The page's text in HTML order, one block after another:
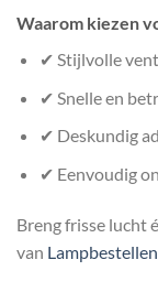
Waarom kiezen
✔ Stijlvolle
✔ Snelle en
✔ Deskundig
✔ Eenvoudig
Breng frisse lucht
van